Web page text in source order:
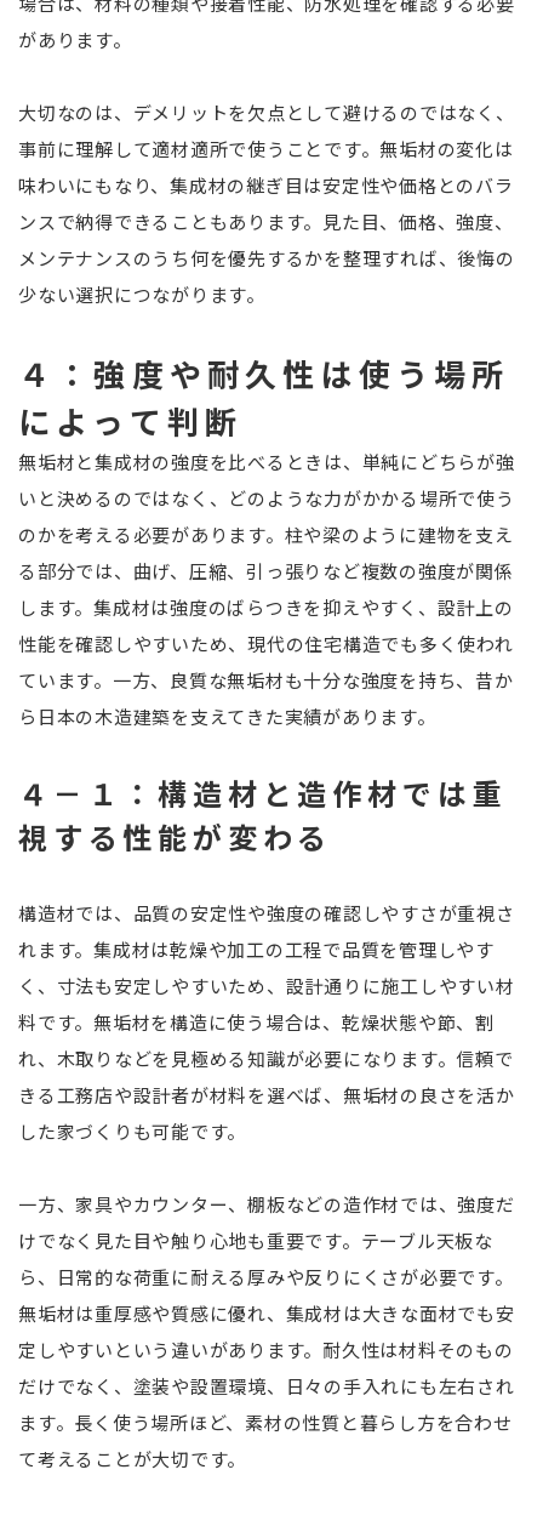
があります。
大切なのは、デメリットを欠点として避けるのではなく、
事前に理解して適材適所で使うことです。無垢材の変化は
味わいにもなり、集成材の継ぎ目は安定性や価格とのバラ
ンスで納得できることもあります。見た目、価格、強度、
メンテナンスのうち何を優先するかを整理すれば、後悔の
少ない選択につながります。
４：強度や耐久性は使う場所
によって判断
無垢材と集成材の強度を比べるときは、単純にどちらが強
いと決めるのではなく、どのような力がかかる場所で使う
のかを考える必要があります。柱や梁のように建物を支え
る部分では、曲げ、圧縮、引っ張りなど複数の強度が関係
します。集成材は強度のばらつきを抑えやすく、設計上の
性能を確認しやすいため、現代の住宅構造でも多く使われ
ています。一方、良質な無垢材も十分な強度を持ち、昔か
ら日本の木造建築を支えてきた実績があります。
４－１：構造材と造作材では重
視する性能が変わる
構造材では、品質の安定性や強度の確認しやすさが重視さ
れます。集成材は乾燥や加工の工程で品質を管理しやす
く、寸法も安定しやすいため、設計通りに施工しやすい材
料です。無垢材を構造に使う場合は、乾燥状態や節、割
れ、木取りなどを見極める知識が必要になります。信頼で
きる工務店や設計者が材料を選べば、無垢材の良さを活か
した家づくりも可能です。
一方、家具やカウンター、棚板などの造作材では、強度だ
けでなく見た目や触り心地も重要です。テーブル天板な
ら、日常的な荷重に耐える厚みや反りにくさが必要です。
無垢材は重厚感や質感に優れ、集成材は大きな面材でも安
定しやすいという違いがあります。耐久性は材料そのもの
だけでなく、塗装や設置環境、日々の手入れにも左右され
ます。長く使う場所ほど、素材の性質と暮らし方を合わせ
て考えることが大切です。